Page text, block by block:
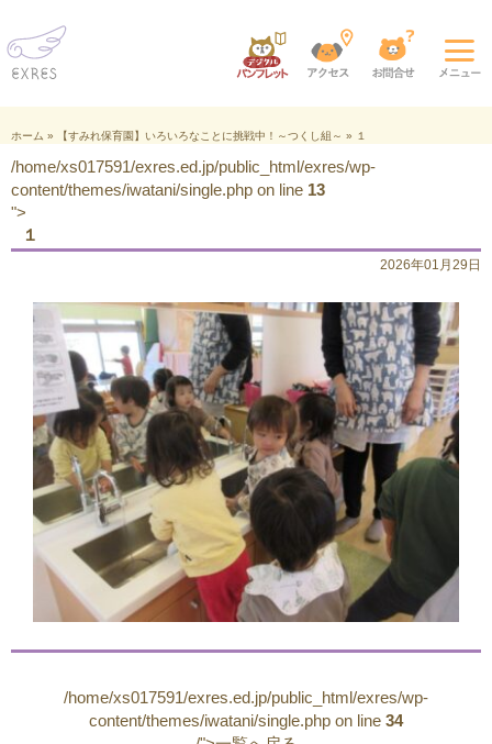
ホーム » 【すみれ保育園】いろいろなことに挑戦中！～つくし組～ » １
/home/xs017591/exres.ed.jp/public_html/exres/wp-
content/themes/iwatani/single.php on line 13
">
１
2026年01月29日
/home/xs017591/exres.ed.jp/public_html/exres/wp-
content/themes/iwatani/single.php on line 34